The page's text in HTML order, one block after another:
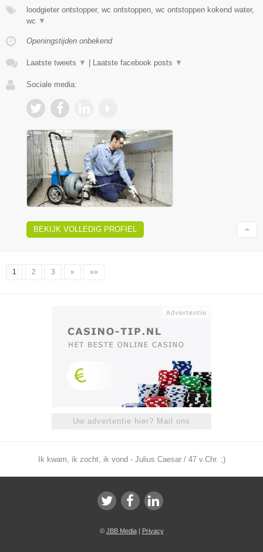
loodgieter ontstopper, wc ontstoppen, wc ontstoppen kokend water,
wc ▼
Openingstijden onbekend
Laatste tweets ▼ Laatste facebook posts ▼
Sociale media:
BEKIJK VOLLEDIG PROFIEL
1 2 3 » »»
Uw advertentie hier? Mail ons
Ik kwam, ik zocht, ik vond - Julius Caesar / 47 v.Chr. ;)
© JBB Media| Privacy